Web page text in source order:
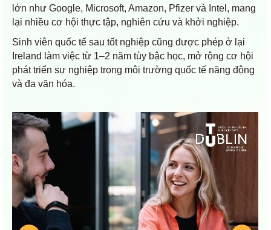
lớn như Google, Microsoft, Amazon, Pfizer và Intel, mang
lại nhiều cơ hội thực tập, nghiên cứu và khởi nghiệp.
Sinh viên quốc tế sau tốt nghiệp cũng được phép ở lại
Ireland làm việc từ 1–2 năm tùy bậc học, mở rộng cơ hội
phát triển sự nghiệp trong môi trường quốc tế năng động
và đa văn hóa.